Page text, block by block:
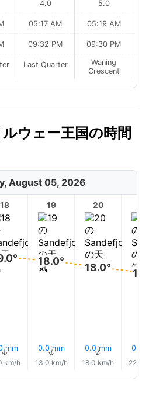
4.0
05:17 AM
09:32 PM
Last Quarter
5.0
05:19 AM
09:30 PM
Waning
Crescent
ウェー王国の時間
August 05, 2026
18
mm
↑
km/h
19
18.0°
0.0 mm
↑
13.0 km/h
20
18.0°
0.0 mm
↑
18.0 km/h
0.0
22.0